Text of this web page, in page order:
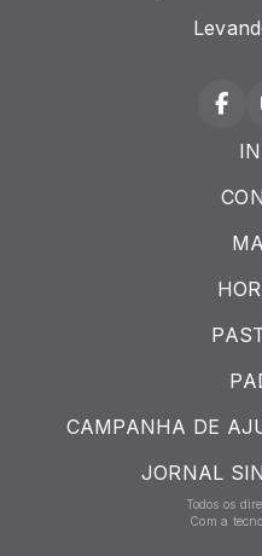
CAMPANHA DE
JORNAL
Todos os
Com a